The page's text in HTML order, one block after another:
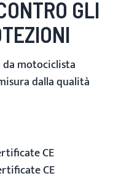
GLI
da motociclista
dalla qualità
CE
CE